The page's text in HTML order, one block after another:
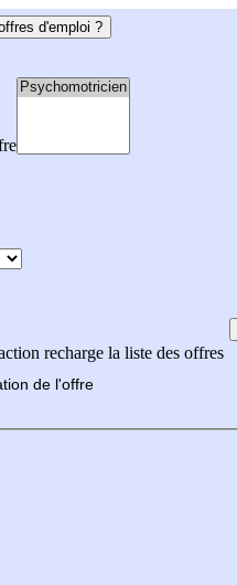
d'emploi ?
recharge la liste des offres
de l'offre